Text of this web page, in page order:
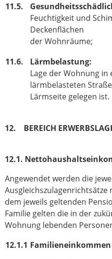
11.5.
Feuchtigkeit und
Deckenflächen
der Wohnräume;
11.6.
Lärmbelastung:
Lage der Wohnung
lärmbelasteten
Lärmseite gelegen ist.
12. BEREICH
12.1.
Angewendet werden die
Ausgleichszulagenrichtsätze
dem jeweils geltenden
Familie gelten die in der
Wohnung lebenden
12.1.1